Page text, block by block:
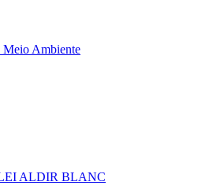
Ambiente
ALDIR BLANC